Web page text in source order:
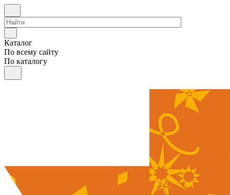
Каталог
По всему сайту
По каталогу